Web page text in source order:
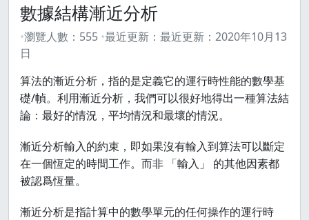
數據結構漸近分析
瀏覽人數： 555 最近更新： 最近更新： 2020年10月13
日
算法的漸近分析，指的是定義它的運行時性能的數學基
礎/幀。利用漸近分析，我們可以很好地得出一種算法結
論：最好的情況，平均情況和最壞的情況。
漸近分析輸入的約束，即如果沒有輸入到算法可以斷定
在一個恆定的時間工作。而非 「輸入」 的其他因素都
被認爲恆量。
漸近分析是指計算中的數學單元的任何操作的運行時